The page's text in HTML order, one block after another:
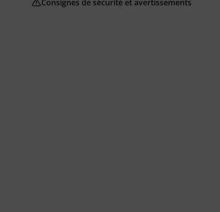
Consignes de sécurité et avertissements